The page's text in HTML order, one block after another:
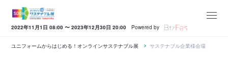
2022年11月1日 08:00 〜 2023年12月30日 20:00 Powered by
ユニフォームからはじめる！オンラインサステナブル展 サステナブル企業様会場